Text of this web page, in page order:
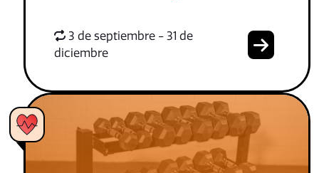
3 de septiembre - 31 de
diciembre